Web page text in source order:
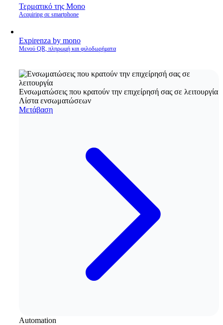
Τερματικό της Mono
Acquiring σε smartphone
Expirenza by mono
Μενού QR, πληρωμή και φιλοδωρήματα
Ενσωματώσεις που κρατούν την επιχείρησή σας σε λειτουργία
Λίστα ενσωματώσεων
Μετάβαση
Automation